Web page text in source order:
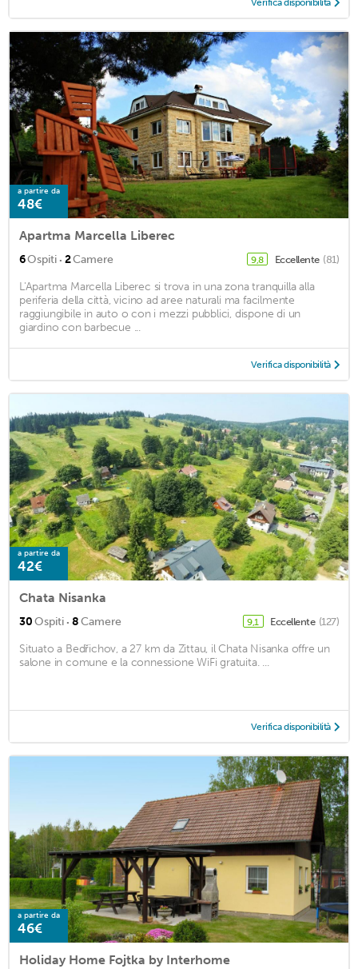
a partire da
48€
Apartma Marcella Liberec
6Ospiti · 2Camere 9,8 Eccellente (81)
L'Apartma Marcella Liberec si trova in una zona tranquilla alla
periferia della città, vicino ad aree naturali ma facilmente
raggiungibile in auto o con i mezzi pubblici, dispone di un
giardino con barbecue ...
Verifica disponibilità
a partire da
42€
Chata Nisanka
30Ospiti · 8Camere 9,1 Eccellente (127)
Situato a Bedřichov, a 27 km da Zittau, il Chata Nisanka offre un
salone in comune e la connessione WiFi gratuita. ...
Verifica disponibilità
a partire da
46€
Holiday Home Fojtka by Interhome